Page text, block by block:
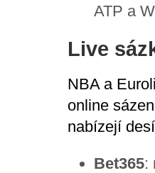
ATP a
Live
NBA a
online
nabízejí
Bet365: